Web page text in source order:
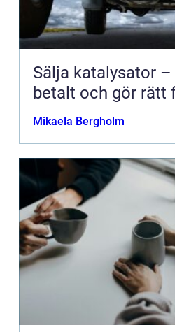
Sälja katalysator
betalt och gör rätt
Mikaela Bergholm